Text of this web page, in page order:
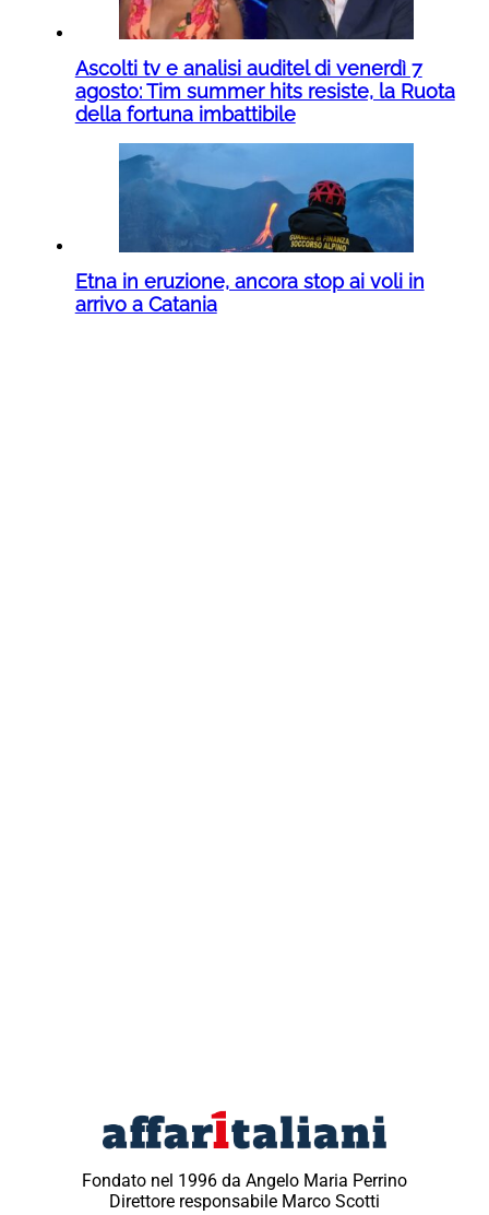
Ascolti tv e analisi auditel di venerdì 7
agosto: Tim summer hits resiste, la Ruota
della fortuna imbattibile
Etna in eruzione, ancora stop ai voli in
arrivo a Catania
Fondato nel 1996 da Angelo Maria Perrino
Direttore responsabile Marco Scotti